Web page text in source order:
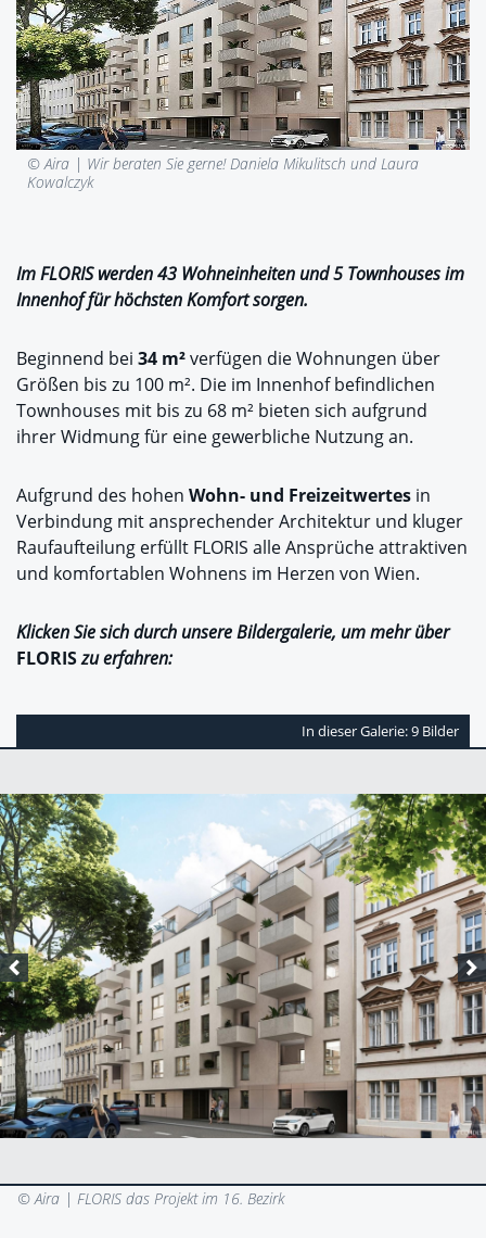
© Aira | Wir beraten Sie gerne! Daniela Mikulitsch und Laura
Kowalczyk
Im FLORIS werden 43 Wohneinheiten und 5 Townhouses im
Innenhof für höchsten Komfort sorgen.
Beginnend bei 34 m²verfügen die Wohnungen über
Größen bis zu 100 m². Die im Innenhof befindlichen
Townhouses mit bis zu 68 m² bieten sich aufgrund
ihrer Widmung für eine gewerbliche Nutzung an.
Aufgrund des hohen Wohn- und Freizeitwertes in
Verbindung mit ansprechender Architektur und kluger
Raufaufteilung erfüllt FLORIS alle Ansprüche attraktiven
und komfortablen Wohnens im Herzen von Wien.
Klicken Sie sich durch unsere Bildergalerie, um mehr über
FLORISzu erfahren:
In dieser Galerie: 9 Bilder
© Aira | FLORIS das Projekt im 16. Bezirk